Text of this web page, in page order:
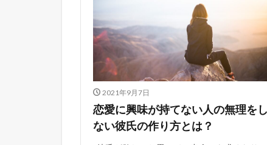
2021年9月7日
恋愛に興味が持てない人の無理をし
ない彼氏の作り方とは？